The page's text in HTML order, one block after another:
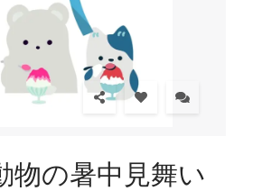
物の暑中見舞い